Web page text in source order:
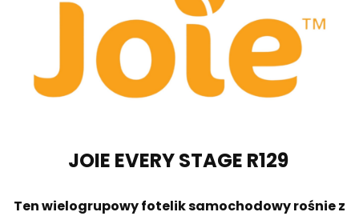
JOIE EVERY STAGE R129
Ten wielogrupowy fotelik samochodowy rośnie z